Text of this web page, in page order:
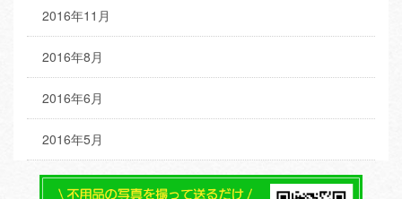
2016年11月
2016年8月
2016年6月
2016年5月